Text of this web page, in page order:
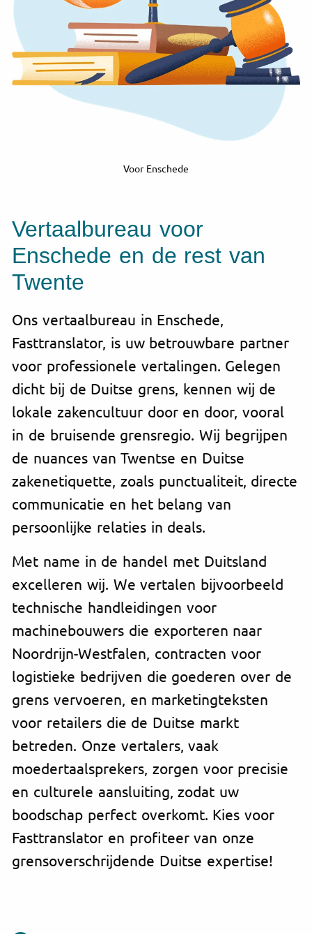
Voor Enschede
Vertaalbureau voor
Enschede en de rest van
Twente
Ons vertaalbureau in Enschede,
Fasttranslator, is uw betrouwbare partner
voor professionele vertalingen. Gelegen
dicht bij de Duitse grens, kennen wij de
lokale zakencultuur door en door, vooral
in de bruisende grensregio. Wij begrijpen
de nuances van Twentse en Duitse
zakenetiquette, zoals punctualiteit, directe
communicatie en het belang van
persoonlijke relaties in deals.
Met name in de handel met Duitsland
excelleren wij. We vertalen bijvoorbeeld
technische handleidingen voor
machinebouwers die exporteren naar
Noordrijn-Westfalen, contracten voor
logistieke bedrijven die goederen over de
grens vervoeren, en marketingteksten
voor retailers die de Duitse markt
betreden. Onze vertalers, vaak
moedertaalsprekers, zorgen voor precisie
en culturele aansluiting, zodat uw
boodschap perfect overkomt. Kies voor
Fasttranslator en profiteer van onze
grensoverschrijdende Duitse expertise!